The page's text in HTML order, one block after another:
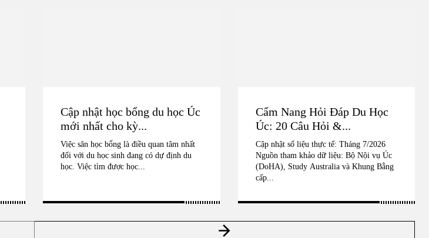
Cập nhật học bổng du học Úc
mới nhất cho kỳ...
Việc săn học bổng là điều quan tâm nhất
đối với du học sinh đang có dự định du
học. Việc tìm được học...
Cẩm Nang Hỏi Đáp Du Học
Úc: 20 Câu Hỏi &...
Cập nhật số liệu thực tế: Tháng 7/2026
Nguồn tham khảo dữ liệu: Bộ Nội vụ Úc
(DoHA), Study Australia và Khung Bằng
cấp...